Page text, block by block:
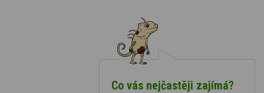
Co vás nejčastěji zajímá?